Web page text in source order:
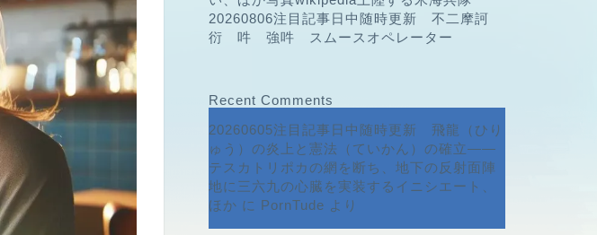
20260806注目記事日中随時更新 不二摩訶
衍 吽 強吽 スムースオペレーター
Recent Comments
20260605注目記事日中随時更新 飛龍（ひり
ゅう）の炎上と憲法（ていかん）の確立――
テスカトリポカの網を断ち、地下の反射面陣
地に三六九の心臓を実装するイニシエート、
ほか に PornTude より